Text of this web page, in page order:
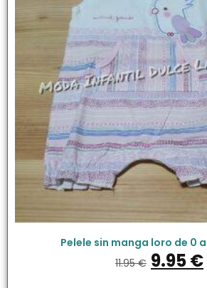
Pelele sin manga loro de 0
11.95€ 9.95€